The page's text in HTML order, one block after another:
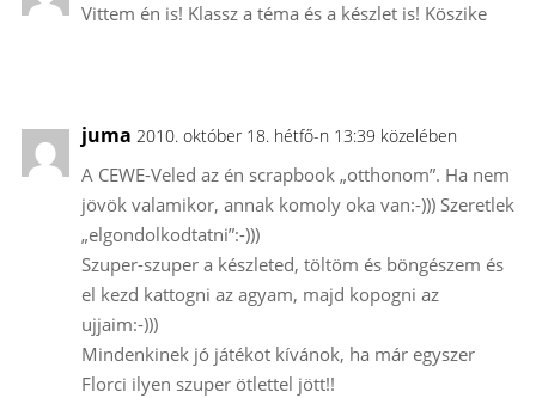
Vittem én is! Klassz a téma és a készlet is! Köszike
juma 2010. október 18. hétfő-n 13:39 közelében
A CEWE-Veled az én scrapbook „otthonom”. Ha nem
jövök valamikor, annak komoly oka van:-))) Szeretlek
„elgondolkodtatni”:-)))
Szuper-szuper a készleted, töltöm és böngészem és
el kezd kattogni az agyam, majd kopogni az
ujjaim:-)))
Mindenkinek jó játékot kívánok, ha már egyszer
Florci ilyen szuper ötlettel jött!!